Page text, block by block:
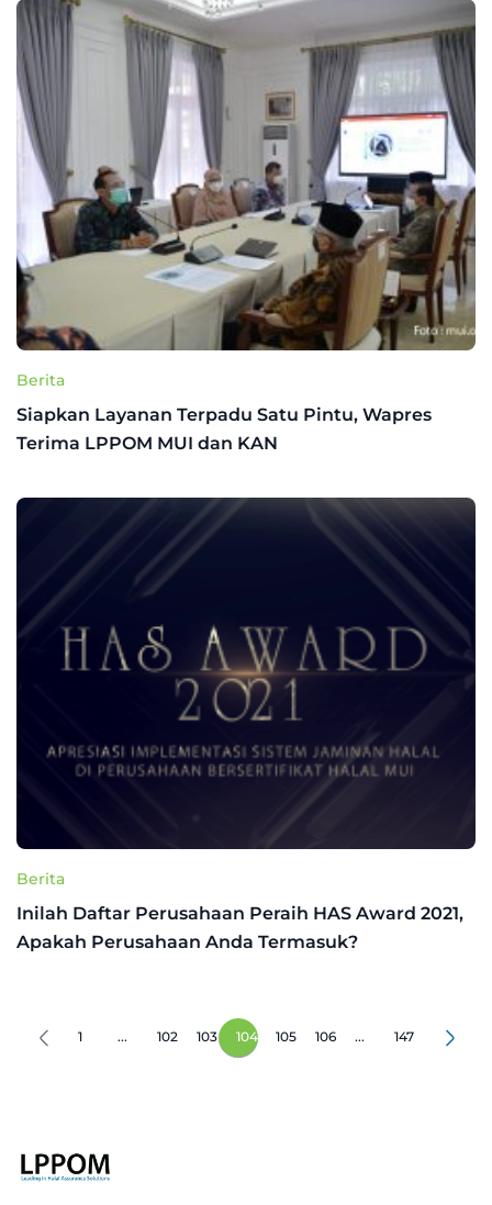
Berita
Siapkan Layanan Terpadu Satu Pintu, Wapres
Terima LPPOM MUI dan KAN
Berita
Inilah Daftar Perusahaan Peraih HAS Award 2021,
Apakah Perusahaan Anda Termasuk?
1 ... 102 103 104 105 106 ... 147